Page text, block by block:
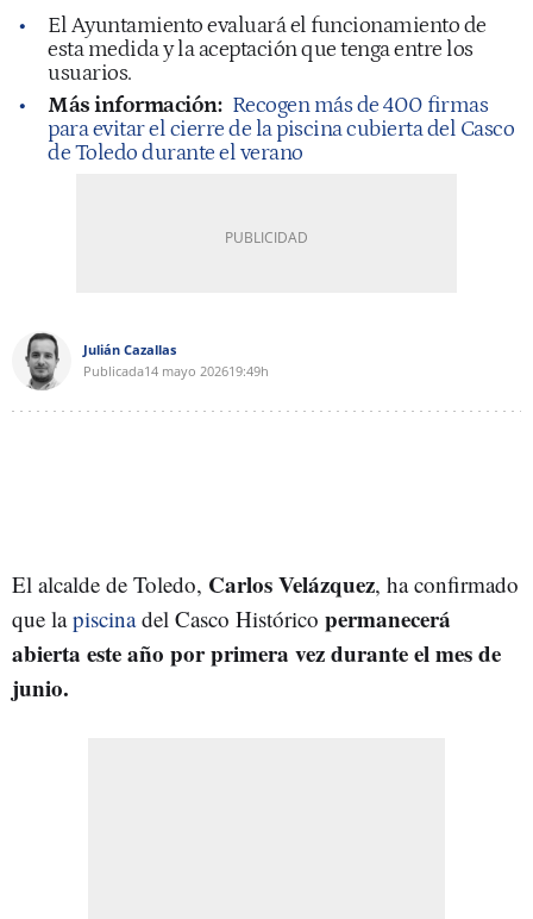
El Ayuntamiento evaluará el funcionamiento de
esta medida y la aceptación que tenga entre los
usuarios.
Más información: Recogen más de 400 firmas
para evitar el cierre de la piscina cubierta del Casco
de Toledo durante el verano
Julián Cazallas
Publicada14 mayo 202619:49h
El alcalde de Toledo, Carlos Velázquez, ha confirmado
que lapiscinadel Casco Histórico permanecerá
abierta este año por primera vez durante el mes de
junio.